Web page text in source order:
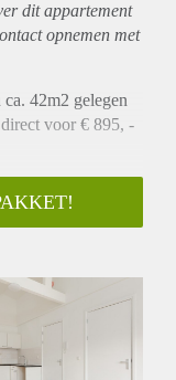
ditappartement
opnemen met
42m2 gelegen
voor € 895, -
tweede
heeft een
en wastafel.
voorzien